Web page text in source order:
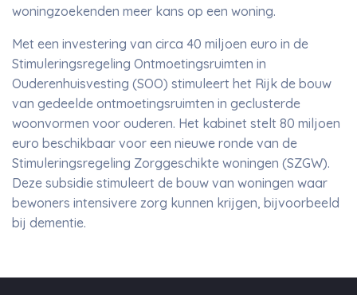
woningzoekenden meer kans op een woning.
Met een investering van circa 40 miljoen euro in de
Stimuleringsregeling Ontmoetingsruimten in
Ouderenhuisvesting (SOO) stimuleert het Rijk de bouw
van gedeelde ontmoetingsruimten in geclusterde
woonvormen voor ouderen. Het kabinet stelt 80 miljoen
euro beschikbaar voor een nieuwe ronde van de
Stimuleringsregeling Zorggeschikte woningen (SZGW).
Deze subsidie stimuleert de bouw van woningen waar
bewoners intensivere zorg kunnen krijgen, bijvoorbeeld
bij dementie.